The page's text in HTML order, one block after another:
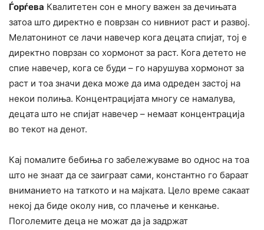
Ѓорѓева Квалитетен сон е многу важен за дечињата
затоа што директно е поврзан со нивниот раст и развој.
Мелатонинот се лачи навечер кога децата спијат, тој е
директно поврзан со хормонот за раст. Кога детето не
спие навечер, кога се буди – го нарушува хормонот за
раст и тоа значи дека може да има одреден застој на
некои полиња. Концентрацијата многу се намалува,
децата што не спијат навечер – немаат концентрација
во текот на денот.
Кај помалите бебиња го забележуваме во однос на тоа
што не знаат да се заиграат сами, константно го бараат
вниманието на таткото и на мајката. Цело време сакаат
некој да биде околу нив, со плачење и кенкање.
Поголемите деца не можат да ја задржат